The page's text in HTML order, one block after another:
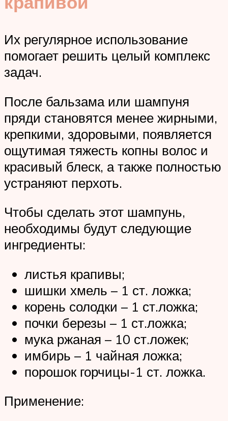
Их регулярное использование
помогает решить целый комплекс
задач.
После бальзама или шампуня
пряди становятся менее жирными,
крепкими, здоровыми, появляется
ощутимая тяжесть копны волос и
красивый блеск, а также полностью
устраняют перхоть.
Чтобы сделать этот шампунь,
необходимы будут следующие
ингредиенты:
листья крапивы;
шишки хмель – 1 ст. ложка;
корень солодки – 1 ст.ложка;
почки березы – 1 ст.ложка;
мука ржаная – 10 ст.ложек;
имбирь – 1 чайная ложка;
порошок горчицы-1 ст. ложка.
Применение: